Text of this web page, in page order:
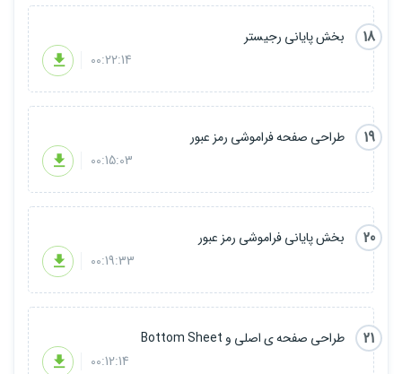
18
بخش پایانی رجیستر
00:22:14
19
طراحی صفحه فراموشی رمز عبور
00:15:03
20
بخش پایانی فراموشی رمز عبور
00:19:33
21
طراحی صفحه ی اصلی و Bottom Sheet
00:12:14